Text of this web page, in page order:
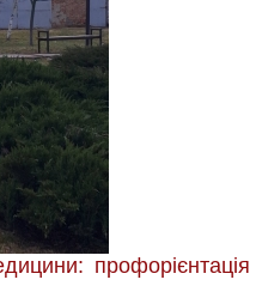
профорієнтація